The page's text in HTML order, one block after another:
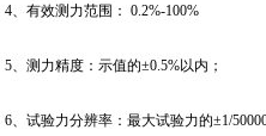
4、有效测力范围： 0.2%-100%
5、测力精度：示值的±0.5%以内；
6、试验力分辨率：最大试验力的±1/